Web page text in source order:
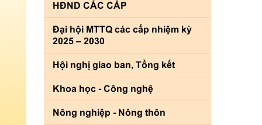
HĐND CÁC CẤP
Đại hội MTTQ các cấp nhiệm kỳ
2025 – 2030
Hội nghị giao ban, Tổng kết
Khoa học - Công nghệ
Nông nghiệp - Nông thôn